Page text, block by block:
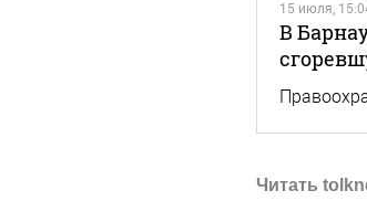
15 июля,
В
Читать